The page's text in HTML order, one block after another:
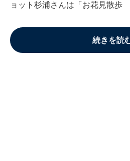
ョット杉浦さんは「お花見散歩
続きを読